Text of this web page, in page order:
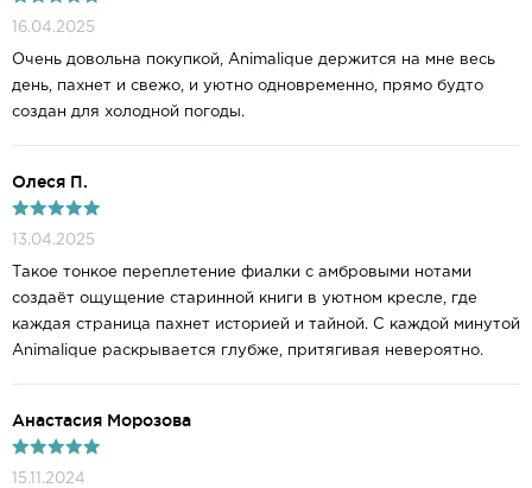
16.04.2025
Очень довольна покупкой, Animalique держится на мне весь
день, пахнет и свежо, и уютно одновременно, прямо будто
создан для холодной погоды.
Олеся П.
13.04.2025
Такое тонкое переплетение фиалки с амбровыми нотами
создаёт ощущение старинной книги в уютном кресле, где
каждая страница пахнет историей и тайной. С каждой минутой
Animalique раскрывается глубже, притягивая невероятно.
Анастасия Морозова
15.11.2024